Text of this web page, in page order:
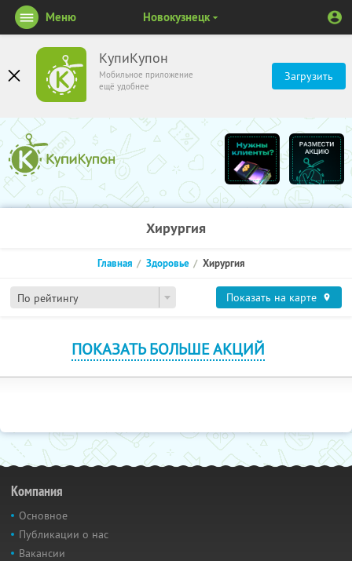
КупиКупон
Мобильное приложение
ещё удобнее
Загрузить
Меню Новокузнецк
Хирургия
По рейтингу
Главная Здоровье Хирургия
Показать на карте
ПОКАЗАТЬ БОЛЬШЕ АКЦИЙ
Компания
Основное
Публикации о нас
Вакансии